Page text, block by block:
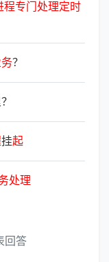
程专门 处理定时
务？
挂起
处理
回答